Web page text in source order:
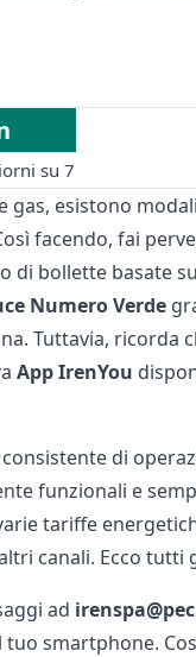
su 7
gas, esistono
facendo, fai
bollette basate
Numero Verde
Tuttavia, ricorda
App IrenYou
di
funzionali e
tariffe
canali. Ecco tutti
ad
smartphone.